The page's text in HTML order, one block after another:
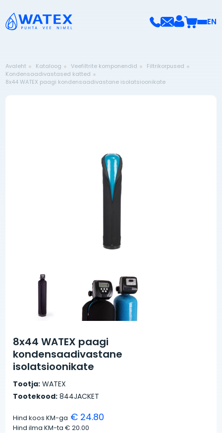
EN
Avaleht Kataloog Veefiltrite komponendid
Filtrikorpused
Kondensaadivastased katted
8x44 WATEX paagi kondensaadivastane isolatsioonikate
8x44 WATEX paagi
kondensaadivastane
isolatsioonikate
Tootja: WATEX
Tootekood: 844JACKET
Hind koos KM-ga € 24.80
Hind ilma KM-ta€ 20.00